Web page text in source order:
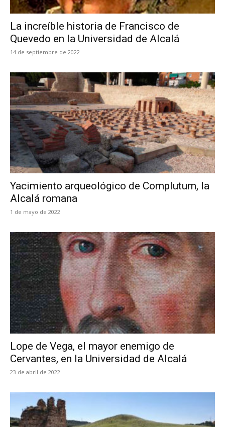
La increíble historia de Francisco de
Quevedo en la Universidad de Alcalá
14 de septiembre de 2022
Yacimiento arqueológico de Complutum, la
Alcalá romana
1 de mayo de 2022
Lope de Vega, el mayor enemigo de
Cervantes, en la Universidad de Alcalá
23 de abril de 2022